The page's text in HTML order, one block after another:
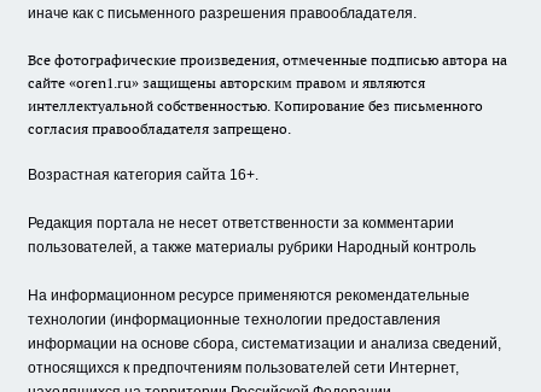
иначе как с письменного разрешения правообладателя.
Все фотографические произведения, отмеченные подписью автора на
сайте «oren1.ru» защищены авторским правом и являются
интеллектуальной собственностью. Копирование без письменного
согласия правообладателя запрещено.
Возрастная категория сайта 16+.
Редакция портала не несет ответственности за комментарии
пользователей, а также материалы рубрики Народный контроль
На информационном ресурсе применяются рекомендательные
технологии (информационные технологии предоставления
информации на основе сбора, систематизации и анализа сведений,
относящихся к предпочтениям пользователей сети Интернет,